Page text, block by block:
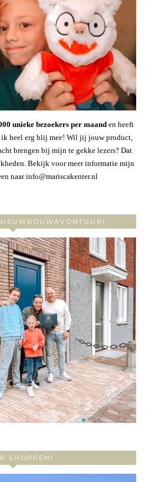
unieke bezoekers per maanden heeft
ik heel erg blij mee! Wil jij jouw product,
brengen bij mijn te gekke lezers? Dat
Bekijk voor meer informatie mijn
naar info@mariscakenter.nl
SHOPPEN!